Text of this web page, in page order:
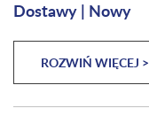
Dostawy| Nowy
ROZWIŃ WIĘCEJ >